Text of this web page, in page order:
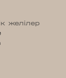
желілер